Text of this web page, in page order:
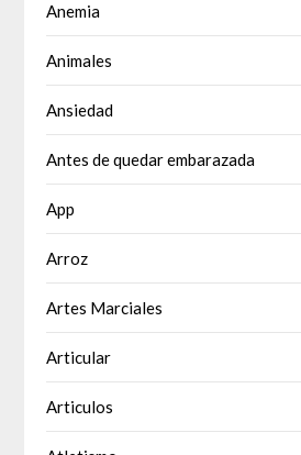
Anemia
Animales
Ansiedad
Antes de quedar embarazada
App
Arroz
Artes Marciales
Articular
Articulos